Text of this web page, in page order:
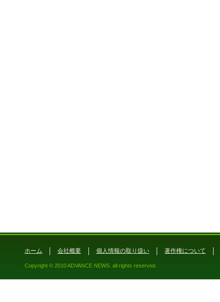
ホーム 会社概要 個人情報の取り扱い 著作権について
Copyright © 2010 ADVANCE NEWS. all rights reserved.